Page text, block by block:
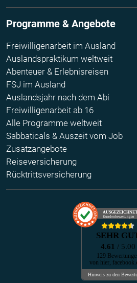
Programme & Angebote
Freiwilligenarbeit im Ausland
Auslandspraktikum weltweit
Abenteuer & Erlebnisreisen
FSJ im Ausland
Auslandsjahr nach dem Abi
Freiwilligenarbeit ab 16
Alle Programme weltweit
Sabbaticals & Auszeit vom Job
Zusatzangebote
Reiseversicherung
Rücktrittsversicherung
Kundenbewertungen
SEHR
4.61 / 5.00
129
von hier,
Hinweis zu den